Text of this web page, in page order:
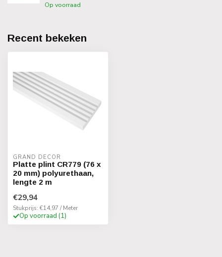
Op voorraad
Recent bekeken
GRAND DECOR
Platte plint CR779 (76 x
20 mm) polyurethaan,
lengte 2 m
€29,94
Stukprijs: €14,97 / Meter
Op voorraad (1)